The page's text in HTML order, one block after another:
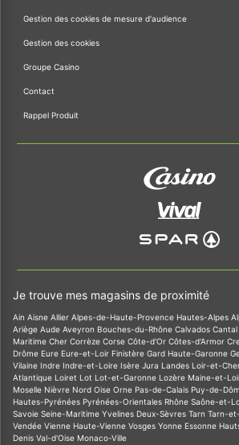
Gestion des cookies de mesure d'audience
Gestion des cookies
Groupe Casino
Contact
Rappel Produit
Je trouve mes magasins de proximité
Ain Aisne Allier Alpes-de-Haute-Provence Hautes-Alpes
Ariège Aude Aveyron Bouches-du-Rhône Calvados Cantal
Maritime Cher Corrèze Corse Côte-d'Or Côtes-d'Armor
Drôme Eure Eure-et-Loir Finistère Gard Haute-Garonne
Vilaine Indre Indre-et-Loire Isère Jura Landes Loir-et-
Atlantique Loiret Lot Lot-et-Garonne Lozère Maine-et-
Moselle Nièvre Nord Oise Orne Pas-de-Calais Puy-de-
Hautes-Pyrénées Pyrénées-Orientales Rhône Saône-et-
Savoie Seine-Maritime Yvelines Deux-Sèvres Tarn Tarn-
Vendée Vienne Haute-Vienne Vosges Yonne Essonne
Denis Val-d'Oise Monaco-Ville